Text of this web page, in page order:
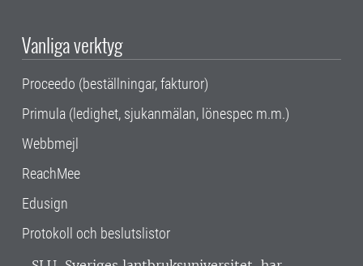
Vanliga verktyg
Proceedo (beställningar, fakturor)
Primula (ledighet, sjukanmälan, lönespec m.m.)
Webbmejl
ReachMee
Edusign
Protokoll och beslutslistor